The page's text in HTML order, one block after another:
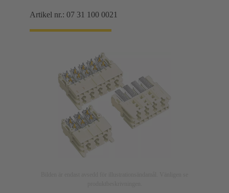
Artikel nr.: 07 31 100 0021